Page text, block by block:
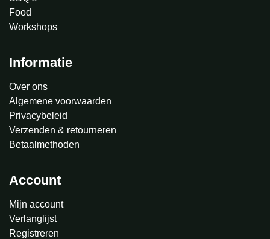
Food
Workshops
Informatie
Over ons
Algemene voorwaarden
Privacybeleid
Verzenden & retourneren
Betaalmethoden
Account
Mijn account
Verlanglijst
Registreren